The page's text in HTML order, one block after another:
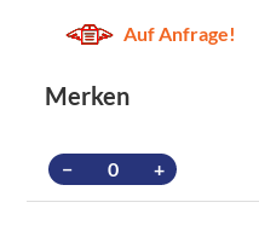
Auf Anfrage!
Merken
− +